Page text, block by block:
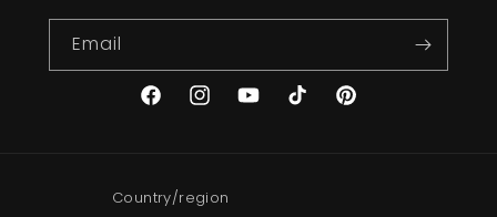
Email
FacebookInstagramYouTubeTikTok Pinterest
Country/region